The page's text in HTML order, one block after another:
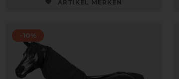
ARTIKEL MERKEN
-10%